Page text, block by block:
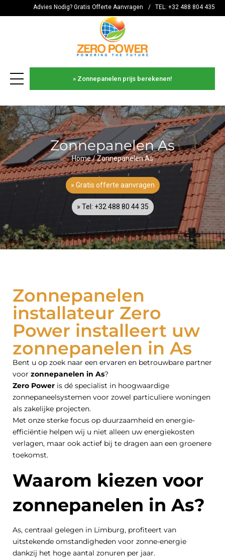
TEL: +32 488 804 435
/
Advies Nodig? Gratis Offerte Aanvragen
» Zonnepanelen prijs berekenen!
Zonnepanelen As
Home/Zonnepanelen As
» Gratis offerte aanvragen
» Tel: +32 488 80 44 35
Zonnepanelen
installateur Zero
Power installeert uw
zonnepanelen in As
Bent u op zoek naar een ervaren en betrouwbare partner
voor zonnepanelen in As?
Zero Power is dé specialist in hoogwaardige
zonnepaneelsystemen voor zowel particuliere woningen
als zakelijke projecten.
Met onze sterke focus op duurzaamheid en energie-
efficiëntie helpen wij u niet alleen uw energiekosten
verlagen, maar ook actief bij te dragen aan een groenere
toekomst.
Waarom kiezen voor
zonnepanelen in As?
As, centraal gelegen in Limburg, profiteert van
uitstekende omstandigheden voor zonne-energie
dankzij het hoge aantal zonuren per jaar.